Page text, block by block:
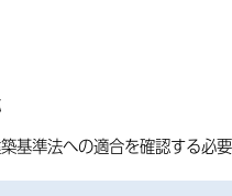
基準法への適合を確認する必